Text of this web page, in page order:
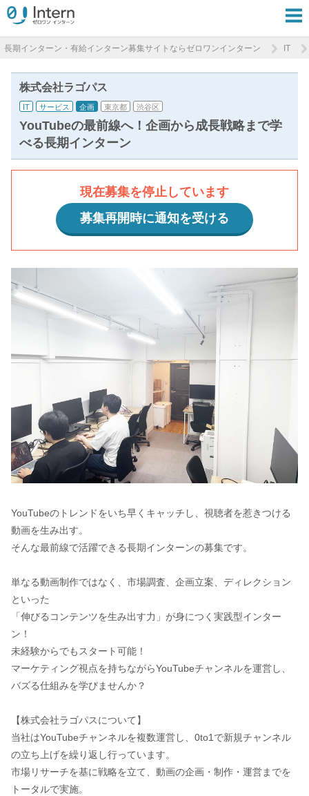
長期インターン・有給インターン募集サイトならゼロワンインターン IT
株式会社ラゴパス
IT サービス 企画 東京都 渋谷区
YouTubeの最前線へ！企画から成長戦略まで学
べる長期インターン
現在募集を停止しています
募集再開時に通知を受ける
YouTubeのトレンドをいち早くキャッチし、視聴者を惹きつける
動画を生み出す。
そんな最前線で活躍できる長期インターンの募集です。
単なる動画制作ではなく、市場調査、企画立案、ディレクション
といった
「伸びるコンテンツを生み出す力」が身につく実践型インター
ン！
未経験からでもスタート可能！
マーケティング視点を持ちながらYouTubeチャンネルを運営し、
バズる仕組みを学びませんか？
【株式会社ラゴパスについて】
当社はYouTubeチャンネルを複数運営し、0to1で新規チャンネル
の立ち上げを繰り返し行っています。
市場リサーチを基に戦略を立て、動画の企画・制作・運営までを
トータルで実施。